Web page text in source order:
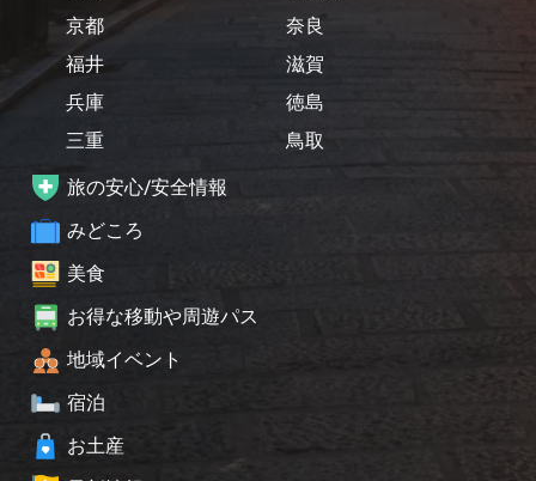
京都
福井
兵庫
三重
奈良
滋賀
徳島
鳥取
旅の安心/安全情報
みどころ
美食
お得な移動や周遊パス
地域イベント
宿泊
お土産